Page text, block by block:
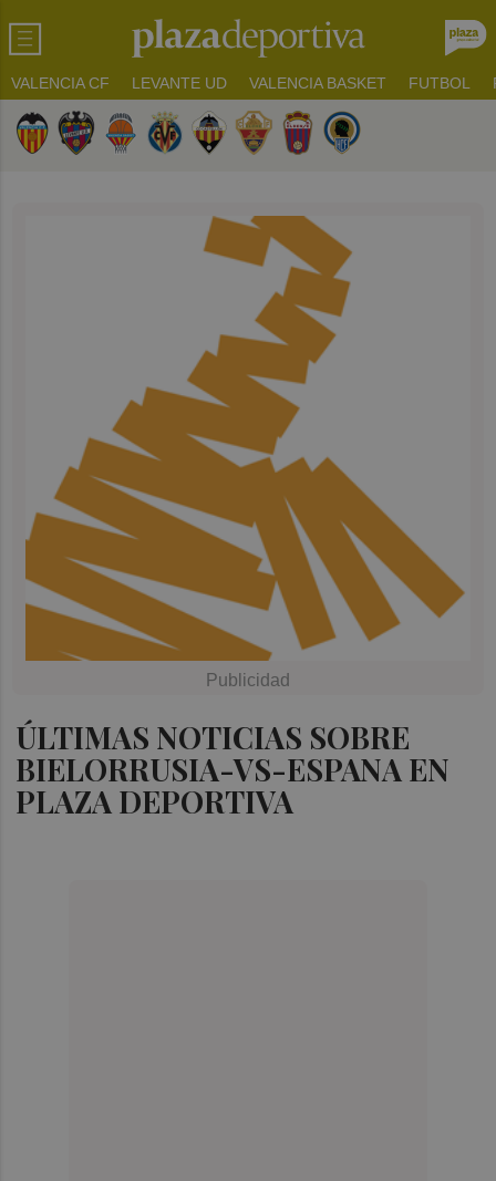
VALENCIA CF LEVANTE UD VALENCIA BASKET FUTBOL
ÚLTIMAS NOTICIAS SOBRE
BIELORRUSIA-VS-ESPANA EN
PLAZA DEPORTIVA